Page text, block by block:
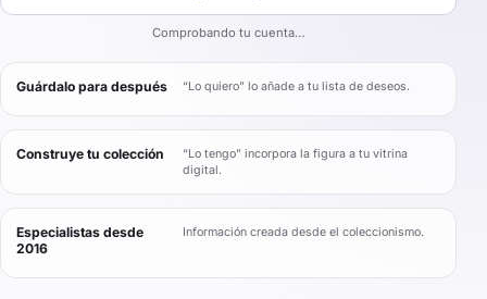
Comprobando tu cuenta…
Guárdalo para después “Lo quiero” lo añade a tu lista de deseos.
Construye tu colección
“Lo tengo” incorpora la figura a tu vitrina
digital.
Especialistas desde
2016
Información creada desde el coleccionismo.